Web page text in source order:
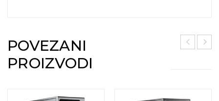
POVEZANI
PROIZVODI